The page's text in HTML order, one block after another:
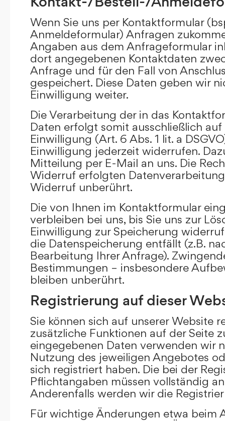
Wenn Sie uns per Kontaktformular
Anmeldeformular) Anfragen
Angaben aus dem Anfrageformular
dort angegebenen Kontaktdaten
Anfrage und für den Fall von
gespeichert. Diese Daten geben wir
Einwilligung weiter.
Die Verarbeitung der in das
Daten erfolgt somit ausschließlich
Einwilligung (Art. 6 Abs. 1 lit. a
Einwilligung jederzeit widerrufen.
Mitteilung per E-Mail an uns. Die
Widerruf erfolgten
Widerruf unberührt.
Die von Ihnen im Kontaktformular
verbleiben bei uns, bis Sie uns zur
Einwilligung zur Speicherung
die Datenspeicherung entfällt (z.B.
Bearbeitung Ihrer Anfrage).
Bestimmungen – insbesondere
bleiben unberührt.
Registrierung auf dieser
Sie können sich auf unserer Website
zusätzliche Funktionen auf der Seite
eingegebenen Daten verwenden wir
Nutzung des jeweiligen Angebotes
sich registriert haben. Die bei der
Pflichtangaben müssen vollständig
Anderenfalls werden wir die
Für wichtige Änderungen etwa beim